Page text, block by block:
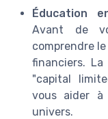
Éducation
Avant de
comprendre
financiers. La
"capital
vous aider à
univers.